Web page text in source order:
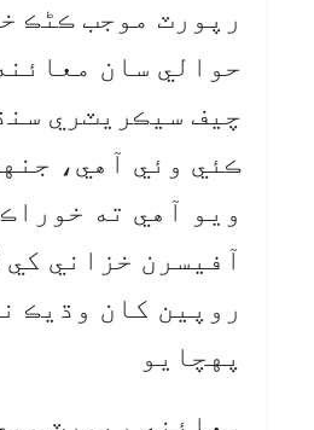
رپورٽ موجب ڪڻڪ
حوالي سان
چيف سيڪريٽري
ڪئي وئي آهي،
روپين کان وڌيڪ
پهچايو